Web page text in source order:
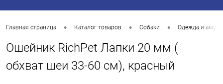
Главная страница • Каталог товаров • Собаки • Одежда и
Ошейник RichPet Лапки 20 мм (
обхват шеи 33-60 см), красный